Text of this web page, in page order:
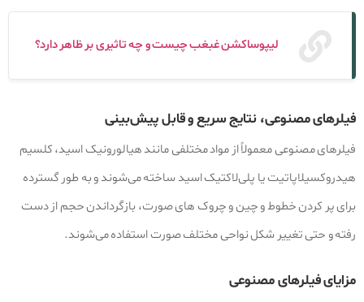
لیپوساکشن غبغب چیست و چه تاثیری بر ظاهر دارد؟
فیلرهای مصنوعی، نتایج سریع و قابل پیش‌بینی
فیلرهای مصنوعی معمولاً از مواد مختلفی مانند هیالورونیک اسید، کلسیم
هیدروکسیلاپاتیت یا پلی‌لاکتیک اسید ساخته می‌شوند و به طور گسترده
برای پر کردن خطوط و چین و چروک‌ های صورت، بازگرداندن حجم از دست
رفته و حتی تغییر شکل نواحی مختلف صورت استفاده می‌شوند.
مزایای فیلرهای مصنوعی